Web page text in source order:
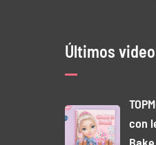
Últimos
con